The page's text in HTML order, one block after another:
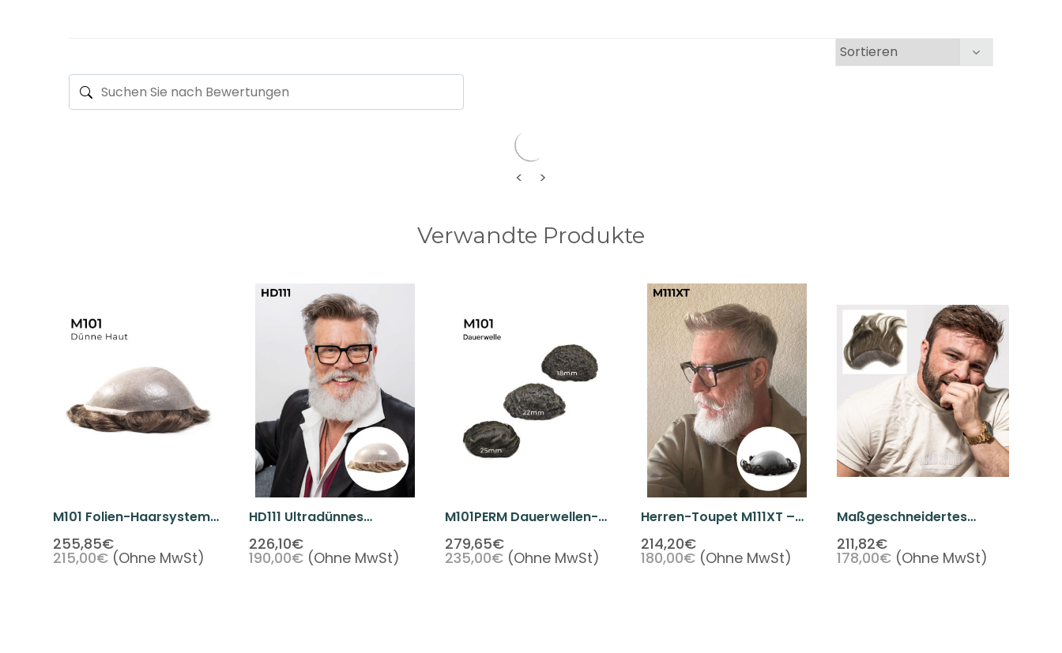
Stil Freestyle
< >
Verwandte Produkte
M101 Folien-Haarsystem
Auf Skin Basis
255,85€
215,00€ (Ohne MwSt)
HD111 Ultradünnes
Haarsystem Auf Skin-
Basis
226,10€
190,00€ (Ohne MwSt)
M101PERM Dauerwellen-
Haarsystem Für Männer
279,65€
235,00€ (Ohne MwSt)
Herren-Toupet M111XT –
Einweg-Haarsystem Mit
Extrem Dünner Skin-Basis
214,20€
180,00€ (Ohne MwSt)
Maßgeschneidertes
Front-Haarsystem Für
Männer
211,82€
178,00€ (Ohne MwSt)